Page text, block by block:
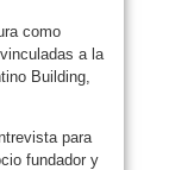
como
a la
Building,
para
fundador y